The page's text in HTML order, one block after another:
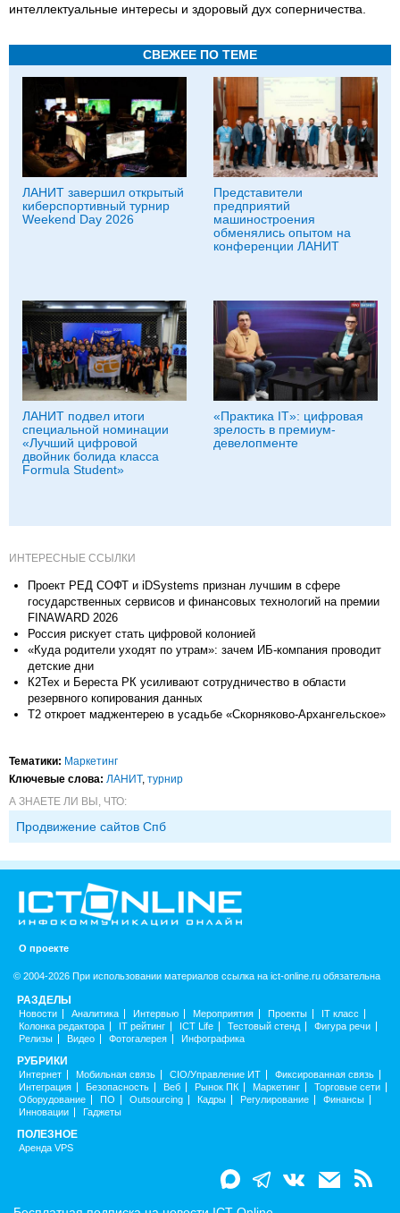
интеллектуальные интересы и здоровый дух соперничества.
СВЕЖЕЕ ПО ТЕМЕ
ЛАНИТ завершил открытый
киберспортивный турнир
Weekend Day 2026
Представители
предприятий
машиностроения
обменялись опытом на
конференции ЛАНИТ
ЛАНИТ подвел итоги
специальной номинации
«Лучший цифровой
двойник болида класса
Formula Student»
«Практика IT»: цифровая
зрелость в премиум-
девелопменте
ИНТЕРЕСНЫЕ ССЫЛКИ
Проект РЕД СОФТ и iDSystems признан лучшим в сфере
государственных сервисов и финансовых технологий на премии
FINAWARD 2026
Россия рискует стать цифровой колонией
«Куда родители уходят по утрам»: зачем ИБ-компания проводит
детские дни
К2Тех и Береста РК усиливают сотрудничество в области
резервного копирования данных
T2 откроет маджентерею в усадьбе «Скорняково-Архангельское»
Тематики: Маркетинг
Ключевые слова: ЛАНИТ, турнир
А ЗНАЕТЕ ЛИ ВЫ, ЧТО:
Продвижение сайтов Спб
О проекте
© 2004-2026 При использовании материалов ссылка на ict-online.ru обязательна
РАЗДЕЛЫ
Новости Аналитика Интервью Мероприятия Проекты
IT класс
Колонка редактора
IT рейтинг ICT Life Тестовый стенд
Фигура речи
Релизы
Видео Фотогалерея Инфографика
РУБРИКИ
Интернет Мобильная связь CIO/Управление ИТ
Фиксированная связь
Интеграция
Безопасность Веб Рынок ПК Маркетинг
Торговые сети
Оборудование
ПО Outsourcing Кадры Регулирование
Финансы
Инновации
Гаджеты
ПОЛЕЗНОЕ
Аренда VPS